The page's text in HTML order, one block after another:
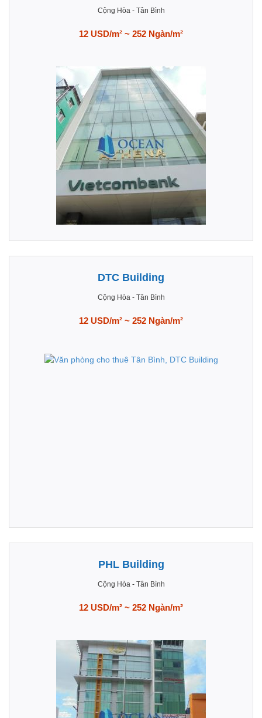
Cộng Hòa- Tân Bình
12 USD/m² ~ 252 Ngàn/m²
DTC Building
Cộng Hòa- Tân Bình
12 USD/m² ~ 252 Ngàn/m²
PHL Building
Cộng Hòa- Tân Bình
12 USD/m² ~ 252 Ngàn/m²